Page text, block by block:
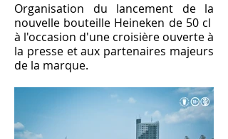
Organisation du lancement de la
nouvelle bouteille Heineken de 50 cl
à l'occasion d'une croisière ouverte à
la presse et aux partenaires majeurs
de la marque.